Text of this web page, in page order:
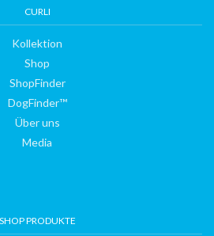
CURLI
Kollektion
Shop
ShopFinder
DogFinder™
Über uns
Media
SHOP PRODUKTE